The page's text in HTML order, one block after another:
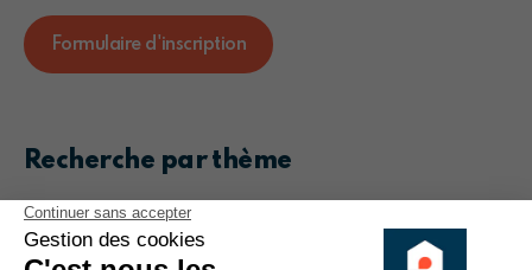
Formulaire d'inscription
Recherche par thème
urbanisme donation